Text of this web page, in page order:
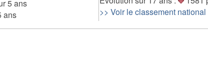
5 ans
ans
>> Voir le classement national